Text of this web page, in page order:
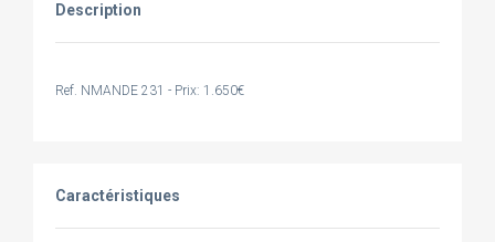
Description
Ref. NMANDE 231 - Prix: 1.650€
Caractéristiques